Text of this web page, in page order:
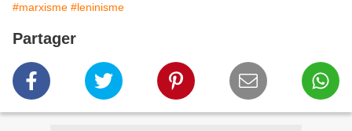
#marxisme #leninisme
Partager